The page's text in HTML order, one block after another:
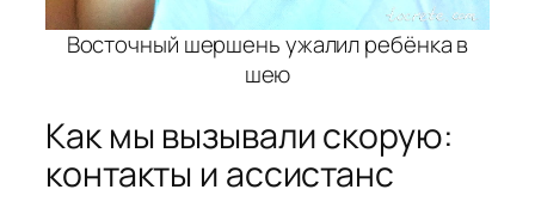
Восточный шершень ужалил ребёнка в
шею
Как мы вызывали скорую:
контакты и ассистанс